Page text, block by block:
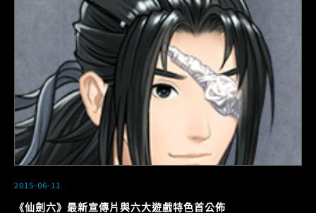
下載專區
購買啟動碼
2015-06-11
《仙劍六》最新宣傳片與六大遊戲特色首公佈